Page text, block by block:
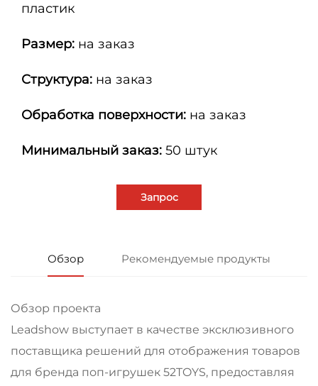
пластик
Размер: на заказ
Структура: на заказ
Обработка поверхности: на заказ
Минимальный заказ: 50 штук
Запрос
Обзор Рекомендуемые продукты
Обзор проекта
Leadshow выступает в качестве эксклюзивного
поставщика решений для отображения товаров
для бренда поп-игрушек 52TOYS, предоставляя